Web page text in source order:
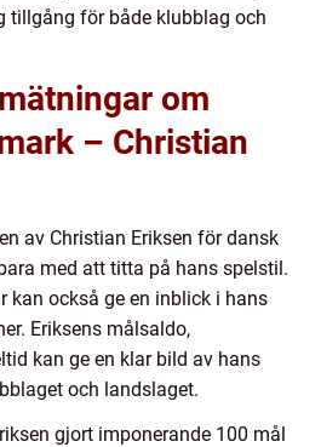
tillgång för både klubblag och
om
– Christian
av Christian Eriksen för dansk
med att titta på hans spelstil.
kan också ge en inblick i hans
Eriksens målsaldo,
kan ge en klar bild av hans
och landslaget.
gjort imponerande 100 mål